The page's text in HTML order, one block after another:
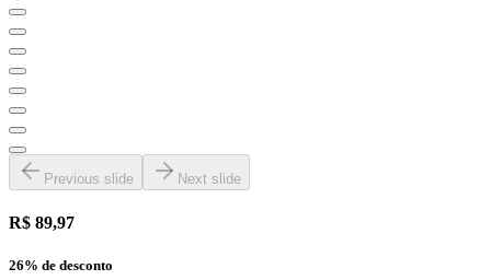
Previous slide Next slide
R$ 89,97
26% de desconto